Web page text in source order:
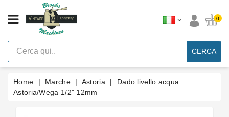
CATEGORIA
Macchine
Per
Caffè
Espresso
Leva
Vintage
0
CERCA
Home Marche Astoria
Dado livello acqua
Astoria/Wega 1/2" 12mm